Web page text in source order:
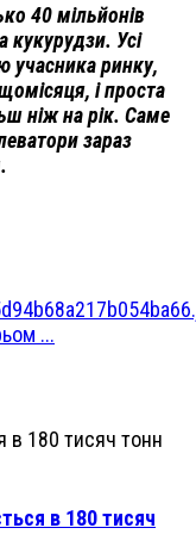
40 мільйонів
кукурудзи. Усі
учасника ринку,
і проста
ніж на рік. Саме
зараз
...
в 180 тисяч